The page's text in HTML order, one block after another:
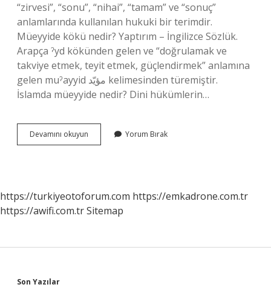
“zirvesi”, “sonu”, “nihai”, “tamam” ve “sonuç”
anlamlarında kullanılan hukuki bir terimdir.
Müeyyide kökü nedir? Yaptırım – İngilizce Sözlük.
Arapça ˀyd kökünden gelen ve “doğrulamak ve
takviye etmek, teyit etmek, güçlendirmek” anlamına
gelen muˀayyid مؤيّد kelimesinden türemiştir.
İslamda müeyyide nedir? Dini hükümlerin…
Devamını okuyun
Ne
Yorum Bırak
https://turkiyeotoforum.com https://emkadrone.com.tr
https://awifi.com.trSitemap
Son Yazılar